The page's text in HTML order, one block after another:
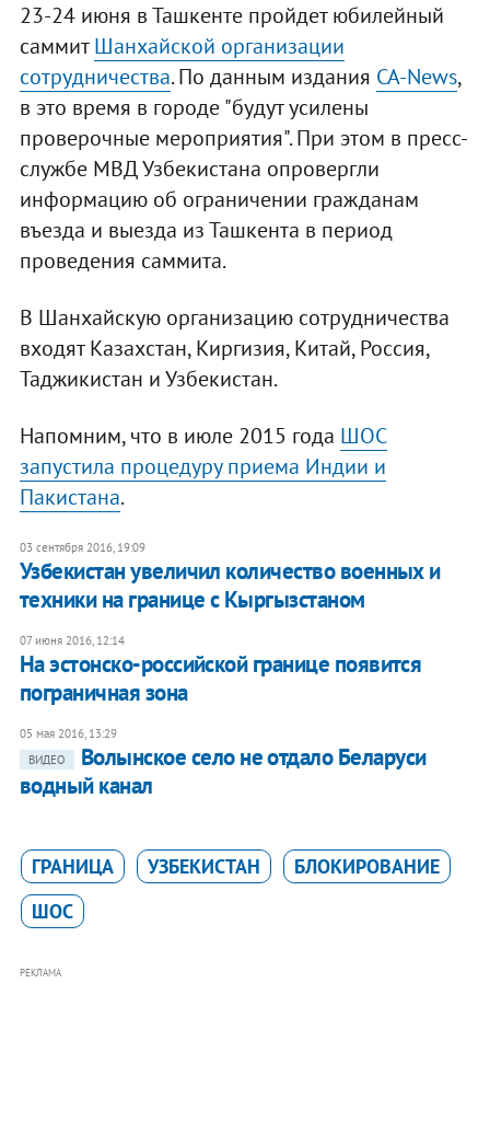
23-24 июня в Ташкенте пройдет юбилейный
саммитШанхайской организации
сотрудничества. По данным издания CA-News,
в это время в городе "будут усилены
проверочные мероприятия". При этом в пресс-
службе МВД Узбекистана опровергли
информацию об ограничении гражданам
въезда и выезда из Ташкента в период
проведения саммита.
В Шанхайскую организацию сотрудничества
входят Казахстан, Киргизия, Китай, Россия,
Таджикистан и Узбекистан.
Напомним, что в июле 2015 года ШОС
запустила процедуру приема Индии и
Пакистана.
03 сентября 2016, 19:09
Узбекистан увеличил количество военных и
техники на границе с Кыргызстаном
07 июня 2016, 12:14
На эстонско-российской границе появится
пограничная зона
05 мая 2016, 13:29
ВИДЕО
Волынское село не отдало Беларуси
водный канал
ГРАНИЦА УЗБЕКИСТАН
БЛОКИРОВАНИЕ
ШОС
РЕКЛАМА